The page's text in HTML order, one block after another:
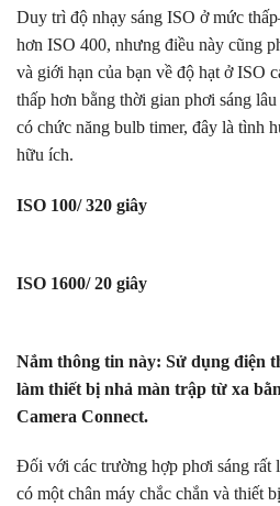
Duy trì độ nhạy sáng ISO ở mức
hơn ISO 400, nhưng điều này cũng
và giới hạn của bạn về độ hạt ở ISO
thấp hơn bằng thời gian phơi sáng
có chức năng bulb timer, đây là tình
hữu ích.
ISO 100/ 320 giây
ISO 1600/ 20 giây
Nắm thông tin này: Sử dụng điện
làm thiết bị nhả màn trập từ xa
Camera Connect.
Đối với các trường hợp phơi sáng rất
có một chân máy chắc chắn và thiết